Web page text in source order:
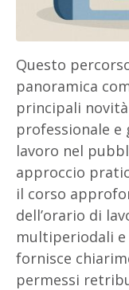
Questo
panoramica
principali
professionale
lavoro nel
approccio
il corso
dell’orario di
multiperiodali
fornisce
permessi